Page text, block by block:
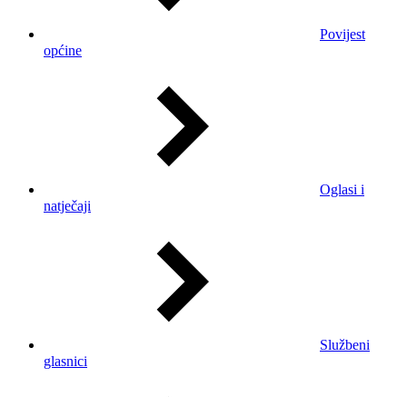
Povijest
općine
Oglasi i
natječaji
Službeni
glasnici